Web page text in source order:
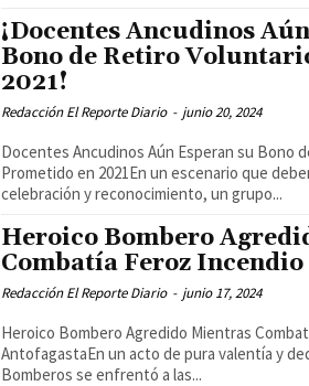
¡Docentes Ancudinos
Bono de Retiro
2021!
Redacción El Reporte Diario - junio 20, 2024
Docentes Ancudinos Aún Esperan su Bono
Prometido en 2021En un escenario que
celebración y reconocimiento, un grupo...
Heroico Bombero
Combatía Feroz
Redacción El Reporte Diario - junio 17, 2024
Heroico Bombero Agredido Mientras
AntofagastaEn un acto de pura valentía y
Bomberos se enfrentó a las...